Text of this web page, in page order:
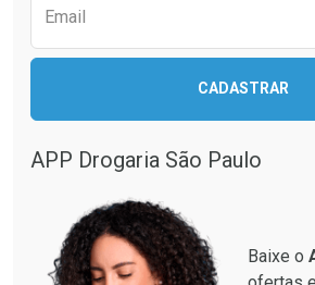
Email
CADASTRAR
APP Drogaria São Paulo
Baixe o